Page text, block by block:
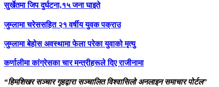
सुर्खेतमा जिप दुर्घटना,१५ जना घाइते
जुम्लामा चरेससहित २१ वर्षीय युवक पक्राउ
जुम्लामा बेहोस अवस्थामा फेला परेका युवाको मृत्यु
कर्णालीमा कांग्रेसका चार मन्त्रीहरूले दिए राजीनामा
“हिमशिखर सञ्चार गृहद्वारा सञ्चालित विश्वासिलो अनलाइन समाचार पोर्टल”